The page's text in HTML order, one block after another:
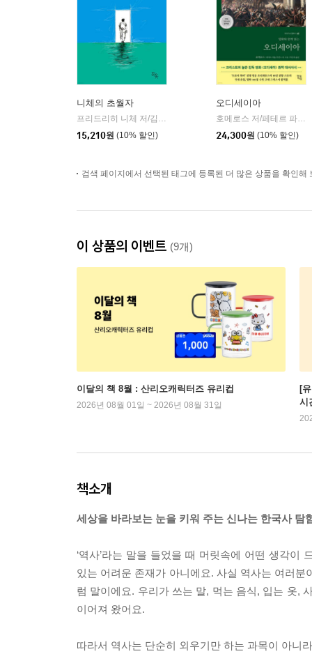
니체의 초월자
프리드리히 니체 저/김철 편역
15,210원 (10% 할인)
오디세이아
호메로스 저/페테르 파울 루벤스 그림/박문재 역
24,300원 (10% 할인)
검색 페이지에서 선택된 태그에 등록된 더 많은 상품을 확인해
이 상품의 이벤트 (9개)
이달의 책 8월 : 산리오캐릭터즈 유리컵
2026년 08월 01일 ~ 2026년 08월 31일
[
시
책소개
세상을 바라보는 눈을 키워 주는 신나는 한국사 탐
‘역사’라는 말을 들었을 때 머릿속에 어떤 생각
있는 어려운 존재가 아니에요. 사실 역사는 여러
럼 말이에요. 우리가 쓰는 말, 먹는 음식, 입는 옷,
이어져 왔어요.
따라서 역사는 단순히 외우기만 하는 과목이 아니